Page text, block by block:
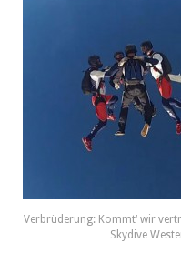
Verbrüderung: Kommt‘ wir
Skydive